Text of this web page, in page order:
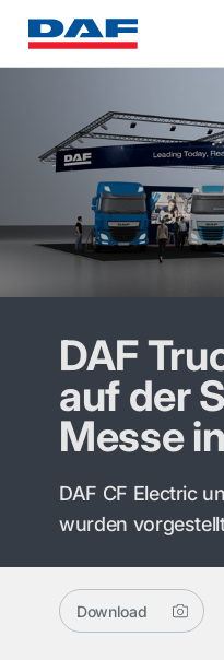
DAF
auf der
Messe
DAF CF Electric
wurden
Download